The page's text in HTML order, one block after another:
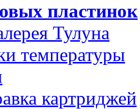
пластинок
Тулуна
температуры
картриджей